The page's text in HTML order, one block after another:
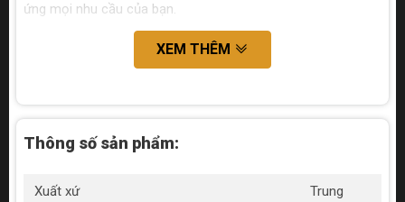
ứng mọi nhu cầu của bạn.
XEM THÊM
Thông số sản phẩm:
Xuất xứ
Trung